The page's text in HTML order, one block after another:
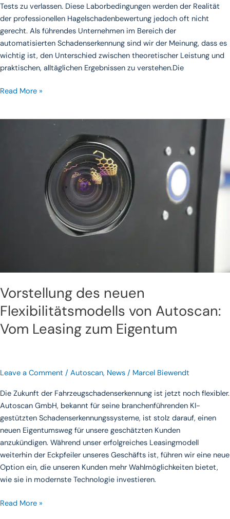
Tests zu verlassen. Diese Laborbedingungen werden der Realität
der professionellen Hagelschadenbewertung jedoch oft nicht
gerecht. Als führendes Unternehmen im Bereich der
automatisierten Schadenserkennung sind wir der Meinung, dass es
wichtig ist, den Unterschied zwischen theoretischer Leistung und
praktischen, alltäglichen Ergebnissen zu verstehen.Die
Read More »
Vorstellung des neuen
Flexibilitätsmodells von Autoscan:
Vom Leasing zum Eigentum
Leave a Comment / Autoscan, News / Marcel Biewendt
Die Zukunft der Fahrzeugschadenserkennung ist jetzt noch flexibler.
Autoscan GmbH, bekannt für seine branchenführenden KI-
gestützten Schadenserkennungssysteme, ist stolz darauf, einen
neuen Eigentumsweg für unsere geschätzten Kunden
anzukündigen. Während unser erfolgreiches Leasingmodell
weiterhin der Eckpfeiler unseres Geschäfts ist, führen wir eine neue
Option ein, die unseren Kunden mehr Wahlmöglichkeiten bietet,
wie sie in modernste Technologie investieren.
Flexibilitätsmodells
Read More »